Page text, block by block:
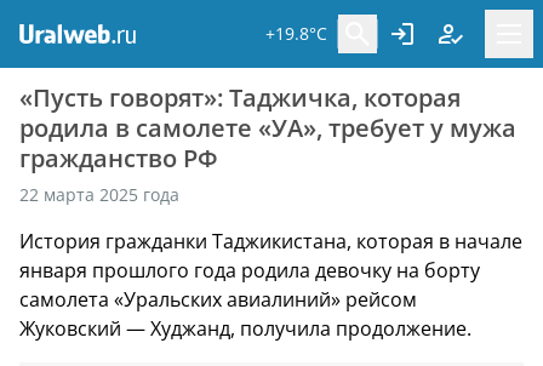
+19.8°C
«Пусть говорят»: Таджичка, которая
родила в самолете «УА», требует у мужа
гражданство РФ
22 марта 2025 года
История гражданки Таджикистана, которая в начале
января прошлого года родила девочку на борту
самолета «Уральских авиалиний» рейсом
Жуковский — Худжанд, получила продолжение.